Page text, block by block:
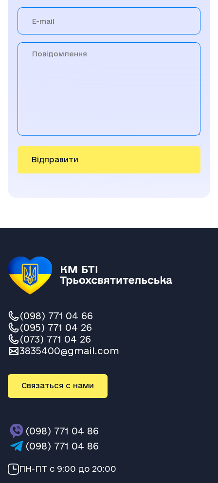
(098) 771 04 66
(095) 771 04 26
(073) 771 04 26
3835400@gmail.com
Связаться с нами
(098) 771 04 86
(098) 771 04 86
ПН-ПТ с 9:00 до 20:00